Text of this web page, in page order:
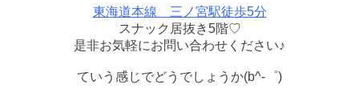
東海道本線 三ノ宮駅徒歩5分
スナック居抜き5階♡
是非お気軽にお問い合わせください♪
ていう感じでどうでしょうか(b^-゜)